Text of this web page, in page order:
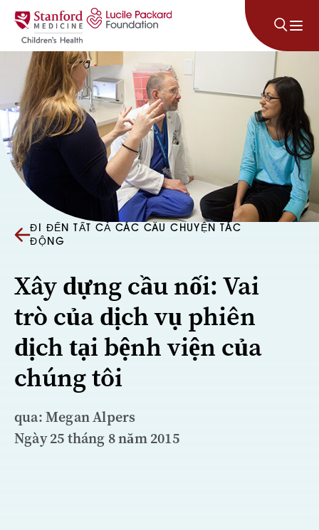
Bỏ qua nội dung
ĐI ĐẾN TẤT CẢ CÁC CÂU CHUYỆN TÁC
ĐỘNG
Xây dựng cầu nối: Vai
trò của dịch vụ phiên
dịch tại bệnh viện của
chúng tôi
qua: Megan Alpers
Ngày 25 tháng 8 năm 2015